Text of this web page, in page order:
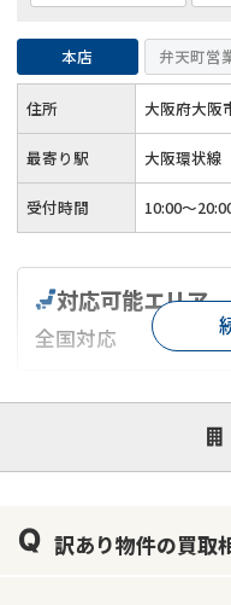
本店 弁天町営
住所 大阪府大阪
最寄り駅 大阪環状線
受付時間 10:00～
対応可能エリア
全国対応
対応が親身 オ
1
訳あり物件の買取